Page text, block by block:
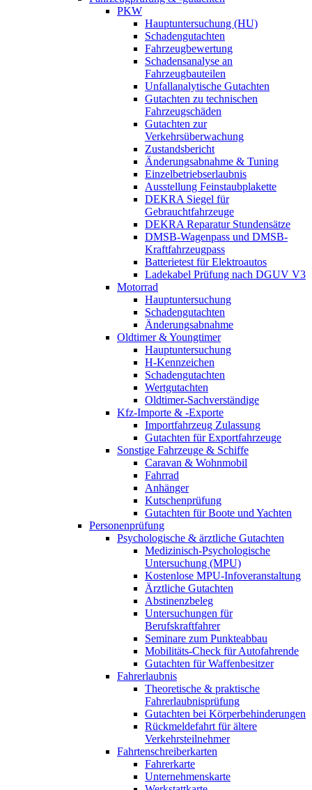
PKW
Hauptuntersuchung (HU)
Schadengutachten
Fahrzeugbewertung
Schadensanalyse an
Fahrzeugbauteilen
Unfallanalytische Gutachten
Gutachten zu technischen
Fahrzeugschäden
Gutachten zur
Verkehrsüberwachung
Zustandsbericht
Änderungsabnahme & Tuning
Einzelbetriebserlaubnis
Ausstellung Feinstaubplakette
DEKRA Siegel für
Gebrauchtfahrzeuge
DEKRA Reparatur Stundensätze
DMSB-Wagenpass und DMSB-
Kraftfahrzeugpass
Batterietest für Elektroautos
Ladekabel Prüfung nach DGUV V3
Motorrad
Hauptuntersuchung
Schadengutachten
Änderungsabnahme
Oldtimer & Youngtimer
Hauptuntersuchung
H-Kennzeichen
Schadengutachten
Wertgutachten
Oldtimer-Sachverständige
Kfz-Importe & -Exporte
Importfahrzeug Zulassung
Gutachten für Exportfahrzeuge
Sonstige Fahrzeuge & Schiffe
Caravan & Wohnmobil
Fahrrad
Anhänger
Kutschenprüfung
Gutachten für Boote und Yachten
Personenprüfung
Psychologische & ärztliche Gutachten
Medizinisch-Psychologische
Untersuchung (MPU)
Kostenlose MPU-Infoveranstaltung
Ärztliche Gutachten
Abstinenzbeleg
Untersuchungen für
Berufskraftfahrer
Seminare zum Punkteabbau
Mobilitäts-Check für Autofahrende
Gutachten für Waffenbesitzer
Fahrerlaubnis
Theoretische & praktische
Fahrerlaubnisprüfung
Gutachten bei Körperbehinderungen
Rückmeldefahrt für ältere
Verkehrsteilnehmer
Fahrtenschreiberkarten
Fahrerkarte
Unternehmenskarte